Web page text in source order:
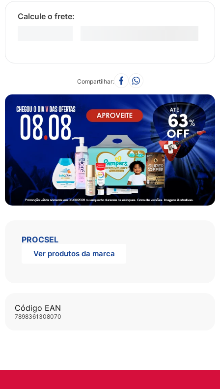
Compartilhar
PROCSEL
Ver produtos da marca
Código EAN
7898361308070